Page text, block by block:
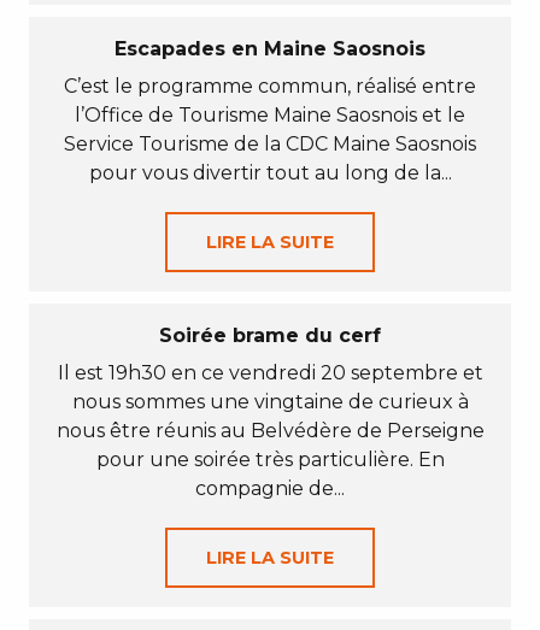
Escapades en Maine Saosnois
C’est le programme commun, réalisé entre
l’Office de Tourisme Maine Saosnois et le
Service Tourisme de la CDC Maine Saosnois
pour vous divertir tout au long de la...
LIRE LA SUITE
Soirée brame du cerf
Il est 19h30 en ce vendredi 20 septembre et
nous sommes une vingtaine de curieux à
nous être réunis au Belvédère de Perseigne
pour une soirée très particulière. En
compagnie de...
LIRE LA SUITE